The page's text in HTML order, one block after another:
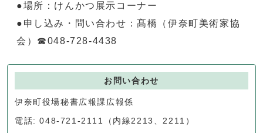
●場所：けんかつ展示コーナー
●申し込み・問い合わせ：髙橋（伊奈町美術家協
会）☎048-728-4438
お問い合わせ
伊奈町役場秘書広報課広報係
電話: 048-721-2111（内線2213、2211）